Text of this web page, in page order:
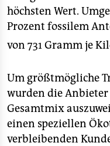
höchsten Wert.
Prozent fossilem
von 731 Gramm je
Um größtmögliche
wurden die
Gesamtmix
einen speziellen
verbleibenden